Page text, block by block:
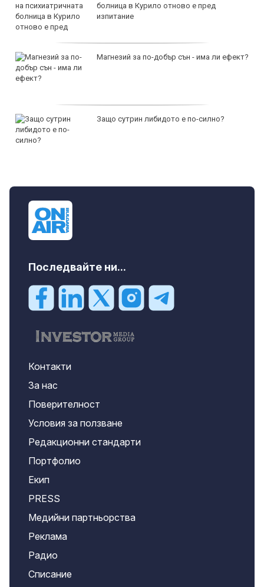
болница в Курило отново е пред
изпитание
Магнезий за по-добър сън - има ли ефект?
Защо сутрин либидото е по-силно?
Последвайте ни...
Контакти
За нас
Поверителност
Условия за ползване
Редакционни стандарти
Портфолио
Екип
PRESS
Медийни партньорства
Реклама
Радио
Списание